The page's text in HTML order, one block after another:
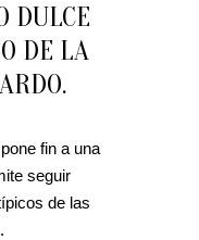
DULCE
DE LA
fin a una
seguir
de las